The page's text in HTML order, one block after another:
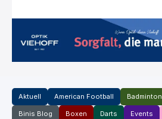
Aktuell American Football Badminton
Binis Blog Boxen Darts Events